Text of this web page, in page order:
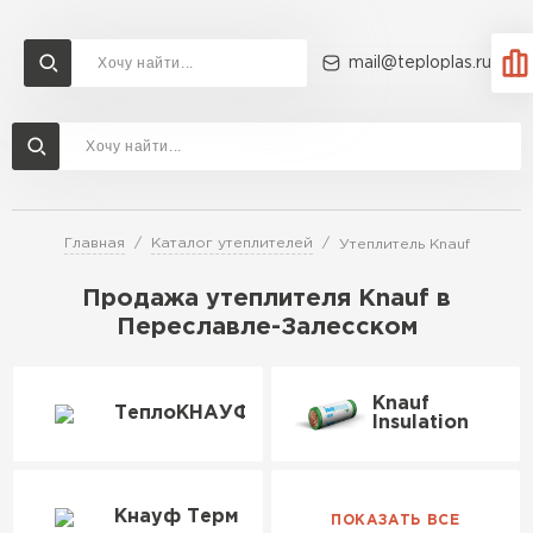
mail@teploplas.ru
Главная Каталог утеплителей Утеплитель Knauf
Продажа утеплителя Knauf в
Переславле-Залесском
ТеплоКНАУФ
Knauf
Insulation
Кнауф Терм
Доставка и оплата
Утеплитель Ветонит
Утеплитель Profiplex
Утеплитель Технониколь
Утеплитель Rockwool